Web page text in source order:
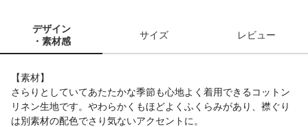
デザイン
・素材感
サイズ レビュー
【素材】
さらりとしていてあたたかな季節も心地よく着用できるコットン
リネン生地です。やわらかくもほどよくふくらみがあり、襟ぐり
は別素材の配色でさり気ないアクセントに。